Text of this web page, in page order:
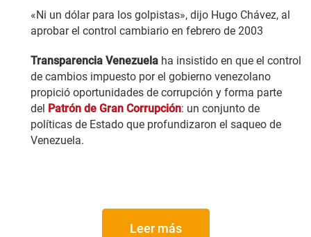
«Ni un dólar para los golpistas», dijo Hugo Chávez, al
aprobar el control cambiario en febrero de 2003
Transparencia Venezuela ha insistido en que el control
de cambios impuesto por el gobierno venezolano
propició oportunidades de corrupción y forma parte
del Patrón de Gran Corrupción: un conjunto de
políticas de Estado que profundizaron el saqueo de
Venezuela.
Leer más